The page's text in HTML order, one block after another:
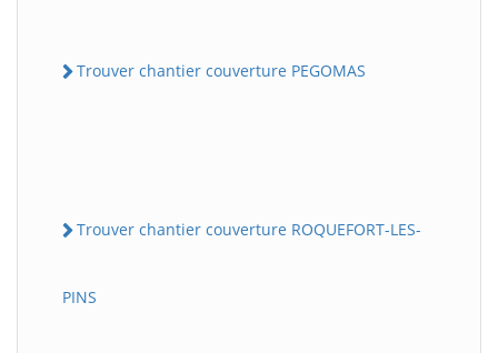
Trouver chantier couverture PEGOMAS
Trouver chantier couverture ROQUEFORT-LES-
PINS